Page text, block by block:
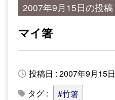
2007年9月15日の投稿
マイ箸
投稿日 : 2007年9月15日
タグ :
#竹箸